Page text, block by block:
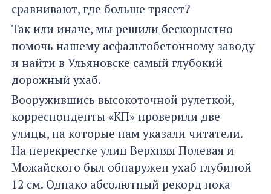
сравнивают, где больше трясет?
Так или иначе, мы решили бескорыстно
помочь нашему асфальтобетонному заводу
и найти в Ульяновске самый глубокий
дорожный ухаб.
Вооружившись высокоточной рулеткой,
корреспонденты «КП» проверили две
улицы, на которые нам указали читатели.
На перекрестке улиц Верхняя Полевая и
Можайского был обнаружен ухаб глубиной
12 см. Однако абсолютный рекорд пока